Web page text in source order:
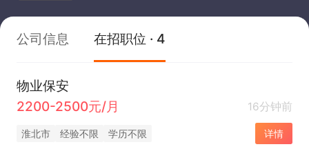
公司信息 在招职位 · 4
物业保安
2200-2500元/月
16分钟前
淮北市 经验不限 学历不限 详情